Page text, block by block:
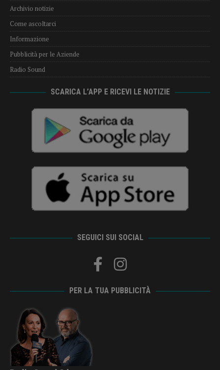
Archivio notizie
Come ascoltarci
Informazione
Pubblicità per le Aziende
Radio Sound
SCARICA L’APP E RICEVI LE NOTIZIE
SEGUICI SUI SOCIAL
PER LA TUA PUBBLICITÀ